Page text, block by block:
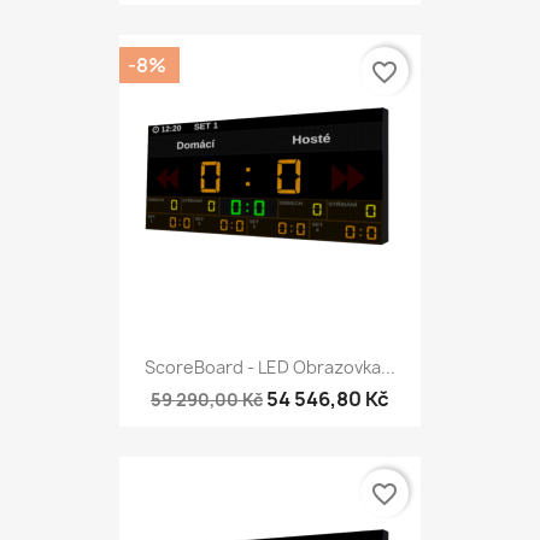
ScoreBoard - LED Obrazovka...
59 290,00 Kč 54 546,80 Kč
-8% favorite_border
favorite_border